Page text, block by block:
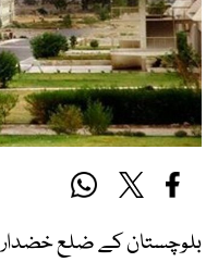
بلوچستان کے ضلع